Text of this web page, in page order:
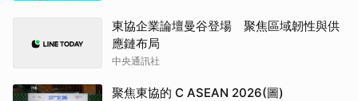
東協企業論壇曼谷登場 聚焦區域韌性與供
應鏈布局
中央通訊社
聚焦東協的 C ASEAN 2026(圖)